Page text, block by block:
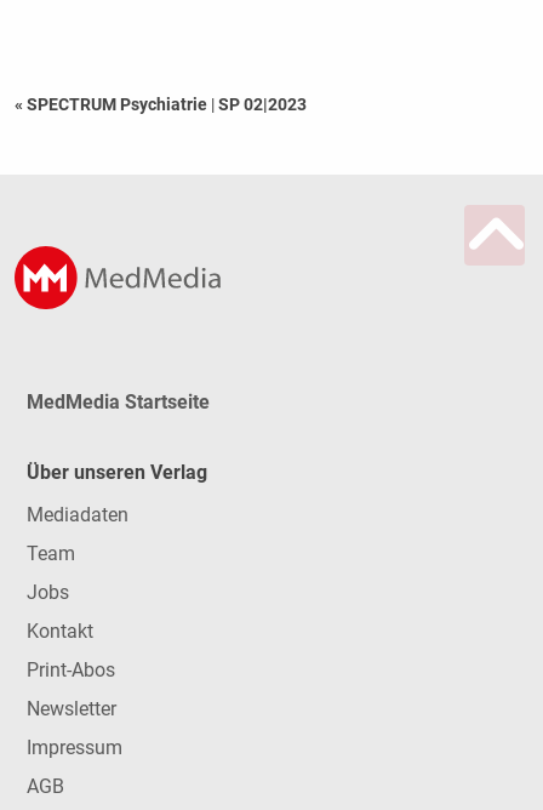
« SPECTRUM Psychiatrie |SP 02|2023
MedMedia Startseite
Über unseren Verlag
Mediadaten
Team
Jobs
Kontakt
Print-Abos
Newsletter
Impressum
AGB